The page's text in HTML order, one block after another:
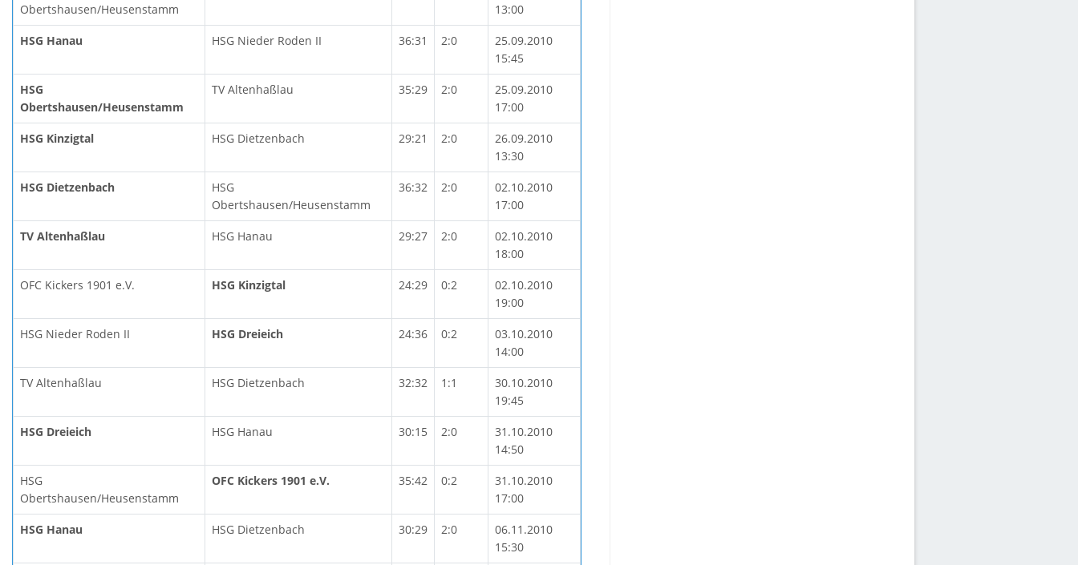
Obertshausen/Heusenstamm
13:00
HSG Hanau HSG Nieder Roden II 36:31 2:0
25.09.2010
15:45
HSG
Obertshausen/Heusenstamm
TV Altenhaßlau 35:29 2:0
25.09.2010
17:00
HSG Kinzigtal HSG Dietzenbach 29:21 2:0
26.09.2010
13:30
HSG Dietzenbach
HSG
Obertshausen/Heusenstamm
36:32 2:0
02.10.2010
17:00
TV Altenhaßlau HSG Hanau 29:27 2:0
02.10.2010
18:00
OFC Kickers 1901 e.V. HSG Kinzigtal 24:29 0:2
02.10.2010
19:00
HSG Nieder Roden II HSG Dreieich 24:36 0:2
03.10.2010
14:00
TV Altenhaßlau HSG Dietzenbach 32:32 1:1
30.10.2010
19:45
HSG Dreieich HSG Hanau 30:15 2:0
31.10.2010
14:50
HSG
Obertshausen/Heusenstamm
OFC Kickers 1901 e.V. 35:42 0:2
31.10.2010
17:00
HSG Hanau HSG Dietzenbach 30:29 2:0
06.11.2010
15:30